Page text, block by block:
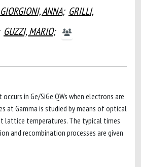
GIORGIONI, ANNA; GRILLI,
GUZZI, MARIO;
in Ge/SiGe QWs when electrons are
at Gamma is studied by means of optical
lattice temperatures. The typical times
and recombination processes are given